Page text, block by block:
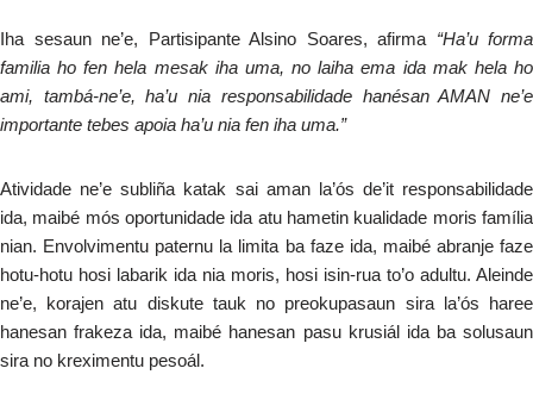
Iha sesaun ne’e, Partisipante Alsino Soares, afirma “Ha’u forma
familia ho fen hela mesak iha uma, no laiha ema ida mak hela ho
ami, tambá-ne’e, ha’u nia responsabilidade hanésan AMAN ne’e
importante tebes apoia ha’u nia fen iha uma.”
Atividade ne’e subliña katak sai aman la’ós de’it responsabilidade
ida, maibé mós oportunidade ida atu hametin kualidade moris família
nian. Envolvimentu paternu la limita ba faze ida, maibé abranje faze
hotu-hotu hosi labarik ida nia moris, hosi isin-rua to’o adultu. Aleinde
ne’e, korajen atu diskute tauk no preokupasaun sira la’ós haree
hanesan frakeza ida, maibé hanesan pasu krusiál ida ba solusaun
sira no kreximentu pesoál.